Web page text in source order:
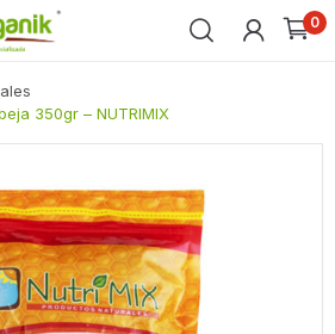
0
350gr – NUTRIMIX